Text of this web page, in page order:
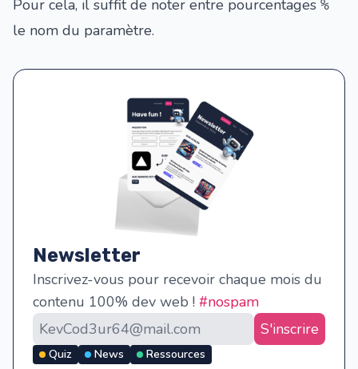
Pour cela, il suffit de noter entre pourcentages %
le nom du paramètre.
Newsletter
Inscrivez-vous pour recevoir chaque mois du
contenu 100% dev web ! #nospam
S'inscrire
Quiz News Ressources